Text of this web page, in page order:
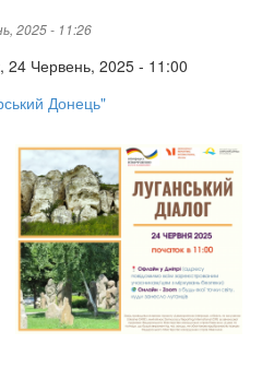
2025 - 11:26
24 Червень, 2025 - 11:00
Донець"